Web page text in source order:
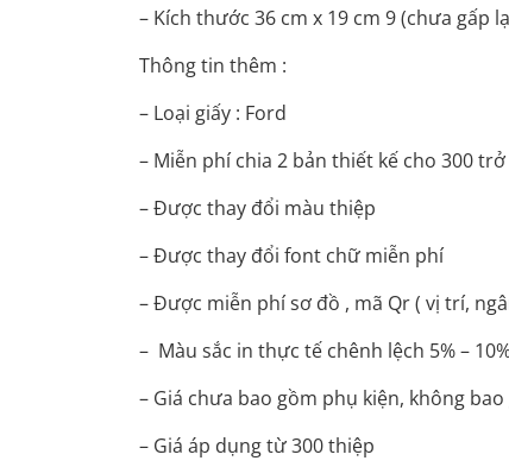
– Kích thước 36 cm x 19 cm 9 (chưa gấp
Thông tin thêm :
– Loại giấy : Ford
– Miễn phí chia 2 bản thiết kế cho 300
– Được thay đổi màu thiệp
– Được thay đổi font chữ miễn phí
– Được miễn phí sơ đồ , mã Qr ( vị trí,
– Màu sắc in thực tế chênh lệch 5% –
– Giá chưa bao gồm phụ kiện, không
– Giá áp dụng từ 300 thiệp